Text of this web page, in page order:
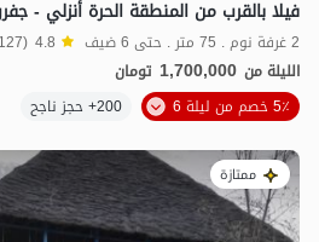
فيلا بالقرب من المنطقة الحرة أنزلي -
2 غرفة نوم . 75 متر . حتى 6 ضيف 4.8 (127 تعليق)
الليلة من 1,700,000 تومان
5٪ خصم من ليلة 6
200+ حجز ناجح
ممتازة